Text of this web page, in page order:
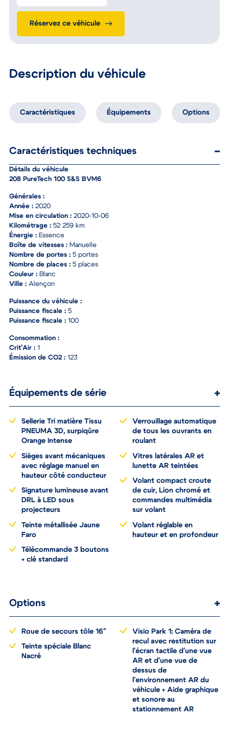
Description du véhicule
Caractéristiques Équipements Options
Caractéristiques techniques
Détails du véhicule
208 PureTech 100 S&S BVM6
Générales :
Année : 2020
Mise en circulation : 2020-10-06
Kilométrage : 52 259 km
Énergie : Essence
Boîte de vitesses : Manuelle
Nombre de portes : 5 portes
Nombre de places : 5 places
Couleur : Blanc
Ville : Alençon
Puissance du véhicule :
Puissance fiscale : 5
Puissance fiscale : 100
Consommation :
Crit’Air : 1
Émission de CO2 : 123
Équipements de série
Sellerie Tri matière Tissu
PNEUMA 3D, surpiqûre
Orange Intense
Sièges avant mécaniques
avec réglage manuel en
hauteur côté conducteur
Signature lumineuse avant
DRL à LED sous
projecteurs
Teinte métallisée Jaune
Faro
Télécommande 3 boutons
+ clé standard
Verrouillage automatique
de tous les ouvrants en
roulant
Vitres latérales AR et
lunette AR teintées
Volant compact croute
de cuir, Lion chromé et
commandes multimédia
sur volant
Volant réglable en
hauteur et en profondeur
Options
Roue de secours tôle 16"
Teinte spéciale Blanc
Nacré
Visio Park 1: Caméra de
recul avec restitution sur
l'écran tactile d'une vue
AR et d'une vue de
dessus de
l'environnement AR du
véhicule + Aide graphique
et sonore au
stationnement AR
Réservez ce véhicule